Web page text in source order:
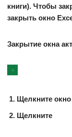
книги). Чтобы
закрыть окно
Закрытие окна
Щелкните окно
Щелкните